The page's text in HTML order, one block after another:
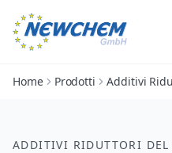
Home Prodotti Additivi
ADDITIVI RIDUTTORI DEL